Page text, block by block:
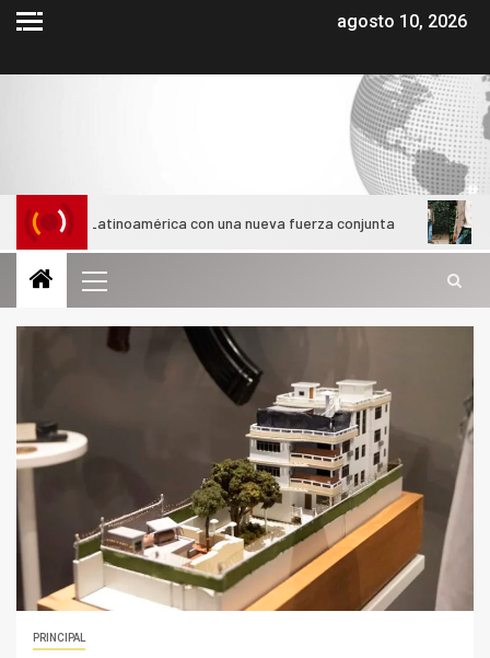
agosto 10, 2026
Latinoamérica con una nueva fuerza conjunta ¿Cómo
PRINCIPAL